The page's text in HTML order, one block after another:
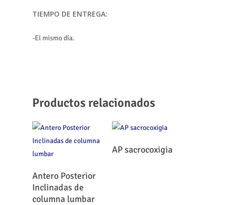
TIEMPO DE ENTREGA:
-El mismo día.
Productos relacionados
Leer Más
Antero Posterior
Inclinadas de
columna lumbar
Leer Más
AP sacrocoxigia